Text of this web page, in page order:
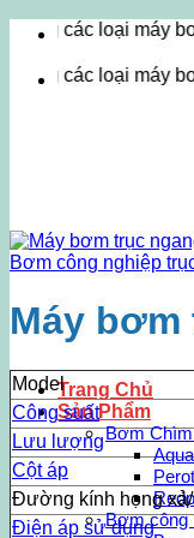
loại máy bơm
loại máy bơm
Trang Chủ
Sản Phẩm
Bơm
Bơm công
Bơm công nghiệp
Máy bơm
Model
Công suất
Lưu lượng
Cột áp
Đường kính họng
Điện áp sử dụng